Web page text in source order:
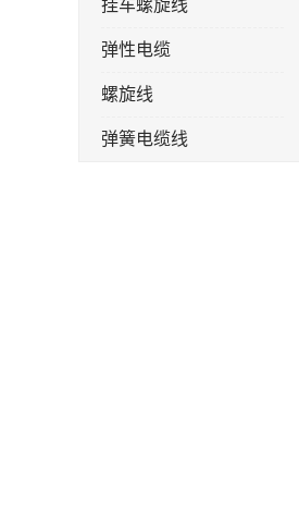
挂车螺旋线
弹性电缆
螺旋线
弹簧电缆线